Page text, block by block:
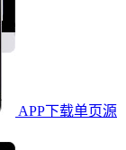
APP下载单页源